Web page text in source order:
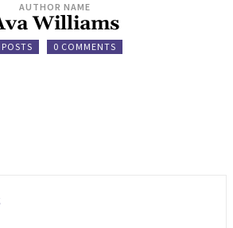
AUTHOR NAME
Williams
POSTS 0 COMMENTS